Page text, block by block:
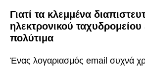
Γιατί τα κλεμμένα
ηλεκτρονικού ταχυδρομείου
πολύτιμα
Ένας λογαριασμός email συχνά